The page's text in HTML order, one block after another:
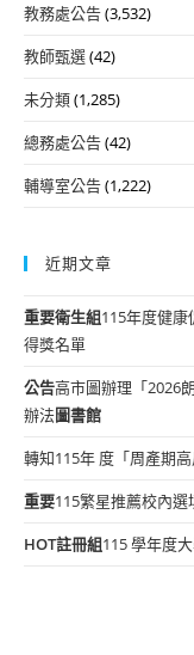
教務處公告(3,532)
教師甄選(42)
未分類(1,285)
總務處公告(42)
輔導室公告(1,222)
近期文章
重要衛生組115年度健
得獎名單
公告高市圖辦理「2026
辦法圖書館
轉知115年 度「周產期
重要115繁星推薦校內選
HOT註冊組115 學年度